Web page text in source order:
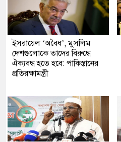
ইসরায়েল ‘অবৈধ’, মুসলিম
দেশগুলোকে তাদের বিরুদ্ধে
ঐক্যবদ্ধ হতে হবে: পাকিস্তানের
প্রতিরক্ষামন্ত্রী